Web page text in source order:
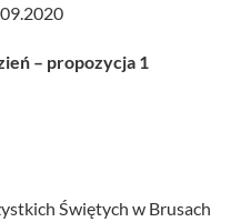
– propozycja 1
Świętych w Brusach